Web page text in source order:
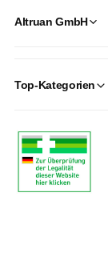
Altruan GmbH
Top-Kategorien